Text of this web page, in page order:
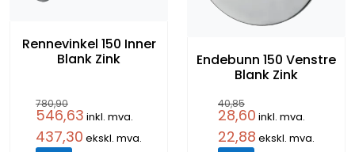
Rennevinkel 150 Inner
Blank Zink
780,90
546,63 inkl. mva.
437,30 ekskl. mva.
Endebunn 150 Venstre
Blank Zink
40,85
28,60 inkl. mva.
22,88 ekskl. mva.